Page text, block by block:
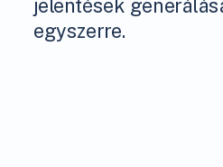
jelentések
egyszerre.